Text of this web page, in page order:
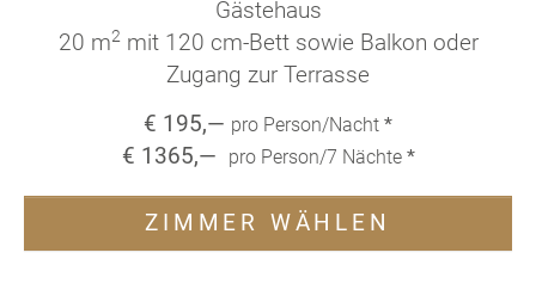
Gästehaus
20 m2mit 120 cm-Bett sowie Balkon oder
Zugang zur Terrasse
€ 195,— pro Person/Nacht *
€ 1365,— pro Person/7 Nächte *
ZIMMER WÄHLEN